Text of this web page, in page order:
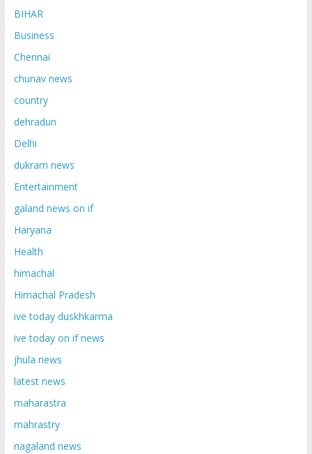
BIHAR
Business
Chennai
chunav news
country
dehradun
Delhi
dukram news
Entertainment
galand news on if
Haryana
Health
himachal
Himachal Pradesh
ive today duskhkarma
ive today on if news
jhula news
latest news
maharastra
mahrastry
nagaland news